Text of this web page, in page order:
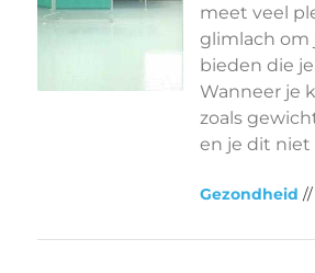
meet veel
glimlach om
bieden die
Wanneer je
zoals
en je dit niet
Gezondheid